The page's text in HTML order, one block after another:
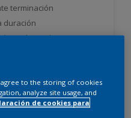
terminación
duración
prolongada
agree to the storing of cookies
analyze site usage, and
de cookies para